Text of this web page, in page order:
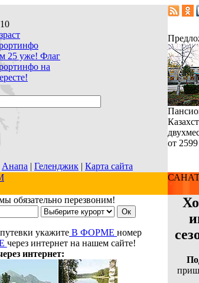
25 уже! Флаг
на
от
Анапа | Геленджик | Карта сайта
обязательно перезвоним!
укажите В ФОРМЕ номер
через интернет на нашем сайте!
интернет: